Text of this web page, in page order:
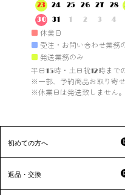
23
24 25 26 27 28
30
31 1 2 3 4
■ 休業日
■ 受注・お問い合わせ業務
■ 発送業務のみ
平日15時・土日祝12時まで
※一部、予約商品お取り寄せ
※休業日は発送致しません。
初めての方へ
返品・交換